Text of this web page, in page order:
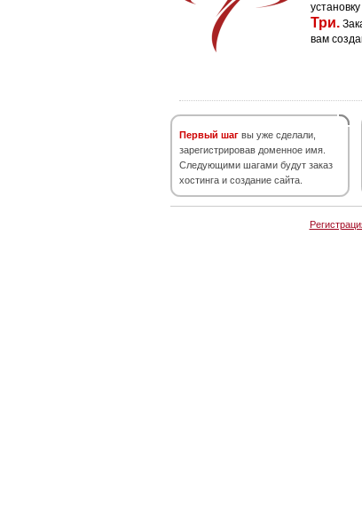
Три.
вам
Первый шаг вы уже сделали,
зарегистрировав доменное имя.
Следующими шагами будут заказ
хостинга и создание сайта.